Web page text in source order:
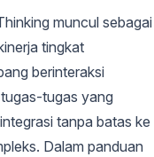
muncul sebagai
tingkat
berinteraksi
tugas yang
tanpa batas ke
Dalam panduan